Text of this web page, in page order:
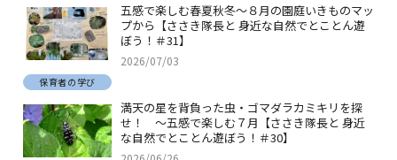
五感で楽しむ春夏秋冬～８月の園庭いきものマッ
プから【ささき隊長と 身近な自然でとことん遊
ぼう！＃31】
2026/07/03
保育者の学び
満天の星を背負った虫・ゴマダラカミキリを探
せ！ ～五感で楽しむ７月【ささき隊長と 身近
な自然でとことん遊ぼう！＃30】